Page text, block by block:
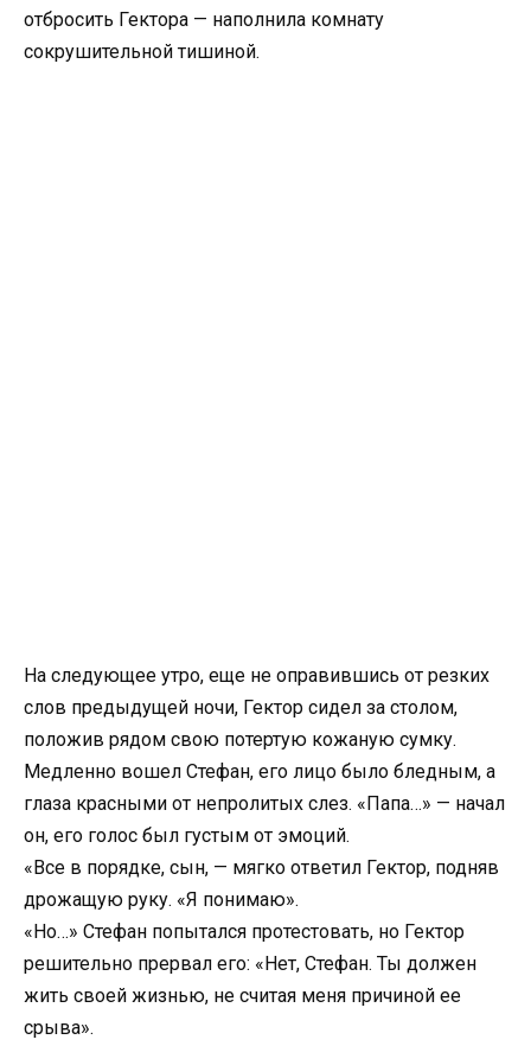
отбросить Гектора — наполнила комнату
сокрушительной тишиной.
На следующее утро, еще не оправившись от резких
слов предыдущей ночи, Гектор сидел за столом,
положив рядом свою потертую кожаную сумку.
Медленно вошел Стефан, его лицо было бледным, а
глаза красными от непролитых слез. «Папа…» — начал
он, его голос был густым от эмоций.
«Все в порядке, сын, — мягко ответил Гектор, подняв
дрожащую руку. «Я понимаю».
«Но…» Стефан попытался протестовать, но Гектор
решительно прервал его: «Нет, Стефан. Ты должен
жить своей жизнью, не считая меня причиной ее
срыва».